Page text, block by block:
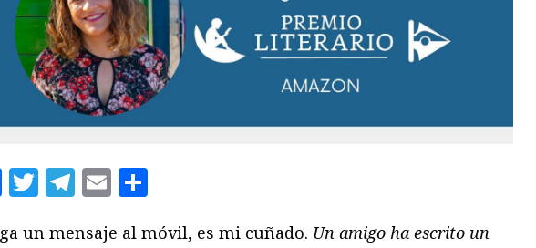
Facebook
Twitter
Telegram
Email
un mensaje al móvil, es mi cuñado. Un amigo ha escrito un